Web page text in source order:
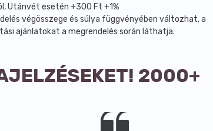
Utánvét esetén +300 Ft +1%
végösszege és súlya függvényében változhat, a
ajánlatokat a megrendelés során láthatja.
2000+